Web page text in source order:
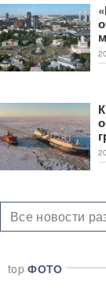
Все новости
topФОТО